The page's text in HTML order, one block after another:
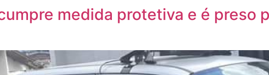
medida protetiva e é preso